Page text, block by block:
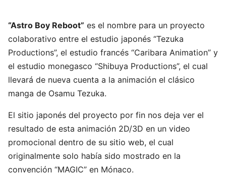
“Astro Boy Reboot” es el nombre para un proyecto
colaborativo entre el estudio japonés “Tezuka
Productions”, el estudio francés “Caribara Animation” y
el estudio monegasco “Shibuya Productions”, el cual
llevará de nueva cuenta a la animación el clásico
manga de Osamu Tezuka.
El sitio japonés del proyecto por fin nos deja ver el
resultado de esta animación 2D/3D en un video
promocional dentro de su sitio web, el cual
originalmente solo había sido mostrado en la
convención “MAGIC” en Mónaco.